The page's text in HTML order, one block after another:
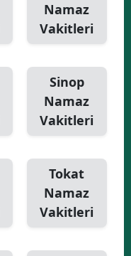
Namaz
Vakitleri
Sinop
Namaz
Vakitleri
Tokat
Namaz
Vakitleri